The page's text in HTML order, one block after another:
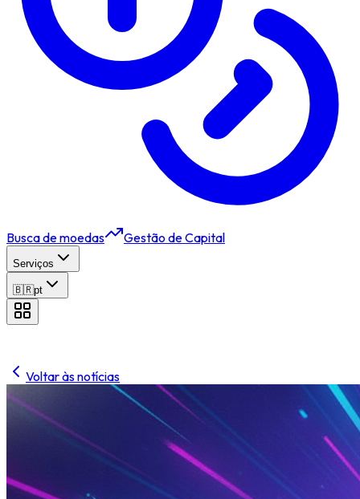
Busca de moedas Gestão de Capital
Serviços
🇧🇷pt
Voltar às notícias